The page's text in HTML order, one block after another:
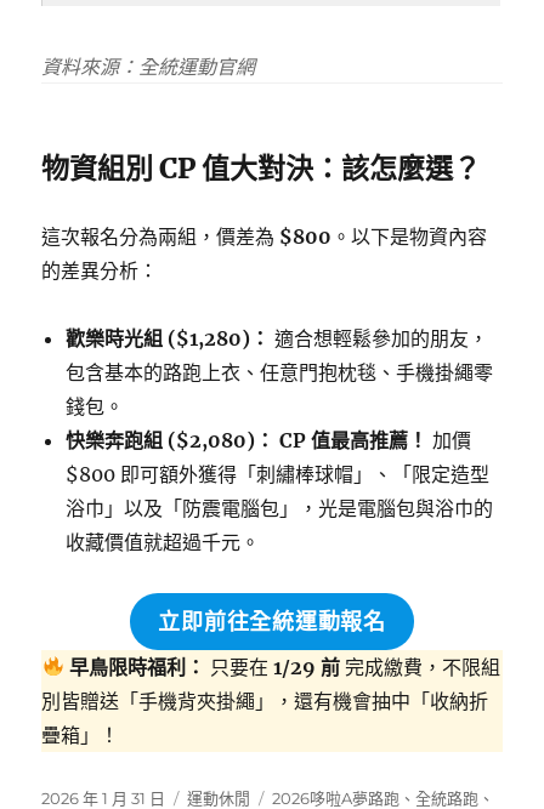
資料來源：全統運動官網
物資組別 CP 值大對決：該怎麼選？
這次報名分為兩組，價差為 $800 。以下是物資內容
的差異分析：
歡樂時光組 ($1,280)： 適合想輕鬆參加的朋友，
包含基本的路跑上衣、任意門抱枕毯、手機掛繩零
錢包。
快樂奔跑組 ($2,080)： CP 值最高推薦！ 加價
$800 即可額外獲得「刺繡棒球帽」、「限定造型
浴巾」以及「防震電腦包」，光是電腦包與浴巾的
收藏價值就超過千元。
立即前往全統運動報名
早鳥限時福利： 只要在 1/29 前完成繳費，不限組
別皆贈送「手機背夾掛繩」，還有機會抽中「收納折
疊箱」！
發
2026 年 1 月 31 日
分
運動休閒
標
2026哆啦A夢路跑 、全統路跑 、